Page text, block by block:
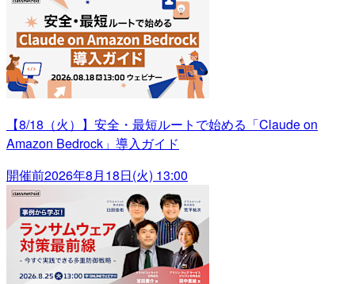
【8/18（火）】安全・最短ルートで始める「Claude on
Amazon Bedrock」導入ガイド
開催前2026年8月18日(火) 13:00